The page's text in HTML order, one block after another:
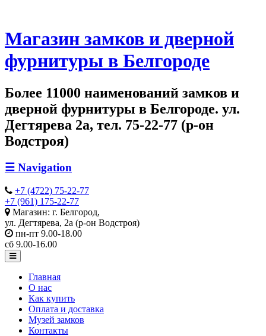
Магазин замков и дверной
фурнитуры в Белгороде
Более 11000 наименований замков и
дверной фурнитуры в Белгороде. ул.
Дегтярева 2а, тел. 75-22-77 (р-он
Водстроя)
☰ Navigation
+7 (4722) 75-22-77
+7 (961) 175-22-77
Магазин: г. Белгород,
ул. Дегтярева, 2а (р-он Водстроя)
пн-пт 9.00-18.00
сб 9.00-16.00
Главная
О нас
Как купить
Оплата и доставка
Музей замков
Контакты